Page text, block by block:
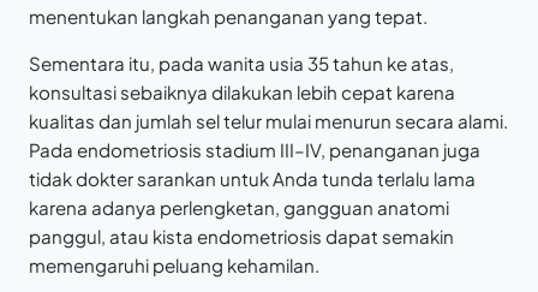
menentukan langkah penanganan yang tepat.
Sementara itu, pada wanita usia 35 tahun ke atas,
konsultasi sebaiknya dilakukan lebih cepat karena
kualitas dan jumlah sel telur mulai menurun secara alami.
Pada endometriosis stadium III–IV, penanganan juga
tidak dokter sarankan untuk Anda tunda terlalu lama
karena adanya perlengketan, gangguan anatomi
panggul, atau kista endometriosis dapat semakin
memengaruhi peluang kehamilan.